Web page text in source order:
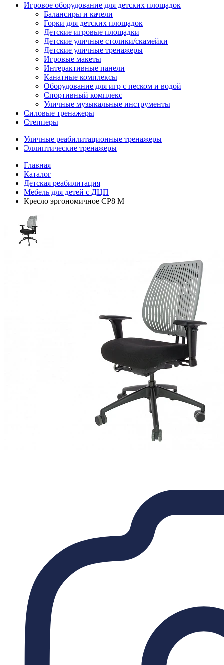
Игровое оборудование для детских площадок
Балансиры и качели
Горки для детских площадок
Детские игровые площадки
Детские уличные столики/скамейки
Детские уличные тренажеры
Игровые макеты
Интерактивные панели
Канатные комплексы
Оборудование для игр с песком и водой
Спортивный комплекс
Уличные музыкальные инструменты
Силовые тренажеры
Степперы
Уличные реабилитационные тренажеры
Эллиптические тренажеры
Главная
Каталог
Детская реабилитация
Мебель для детей с ДЦП
Кресло эргономичное СР8 М